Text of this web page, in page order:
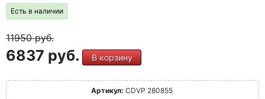
Есть в наличии
11950руб.
6837 руб. В корзину
Артикул: CDVP 280855